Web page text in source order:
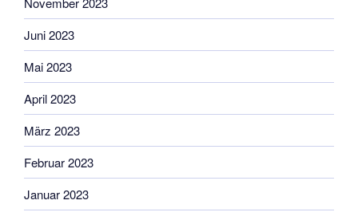
Juni 2023
Mai 2023
April 2023
März 2023
Februar 2023
Januar 2023